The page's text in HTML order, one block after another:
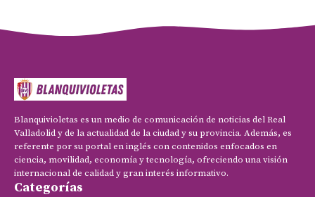
Blanquivioletas es un medio de comunicación de noticias del Real
Valladolid y de la actualidad de la ciudad y su provincia. Además, es
referente por su portal en inglés con contenidos enfocados en
ciencia, movilidad, economía y tecnología, ofreciendo una visión
internacional de calidad y gran interés informativo.
Categorías